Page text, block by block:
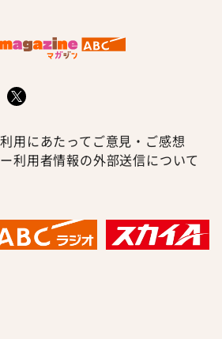
用にあたって ご意見・ご感想
利用者情報の外部送信について